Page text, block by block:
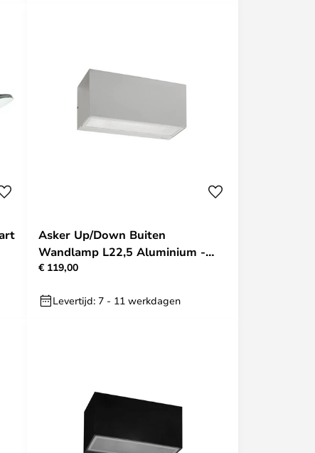
Asker Up/Down Buiten
Wandlamp L22,5 Aluminium -
Norlys
€ 119,00
Levertijd: 7 - 11 werkdagen